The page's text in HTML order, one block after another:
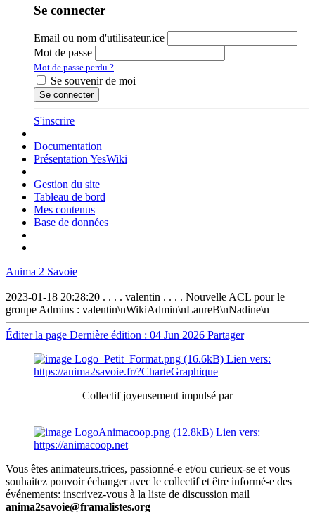
Se connecter
Email ou nom d'utilisateur.ice
Mot de passe
Mot de passe perdu ?
Se souvenir de moi
Se connecter
S'inscrire
Documentation
Présentation YesWiki
Gestion du site
Tableau de bord
Mes contenus
Base de données
Anima 2 Savoie
2023-01-18 20:28:20 . . . . valentin . . . . Nouvelle ACL pour le
groupe Admins : valentin\nWikiAdmin\nLaureB\nNadine\n
Éditer la page Dernière édition : 04 Jun 2026 Partager
Collectif joyeusement impulsé par
Vous êtes animateurs.trices, passionné-e et/ou curieux-se et vous
souhaitez pouvoir échanger avec le collectif et être informé-e des
événements: inscrivez-vous à la liste de discussion mail
anima2savoie@framalistes.org